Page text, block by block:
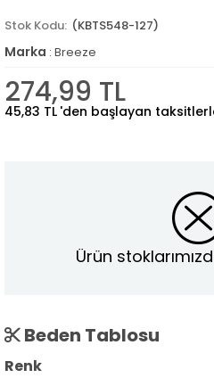
(KBTS548-127)
Marka : Breeze
274,99 TL
45,83 TL 'den başlayan
Ürün
Beden Tablosu
Renk